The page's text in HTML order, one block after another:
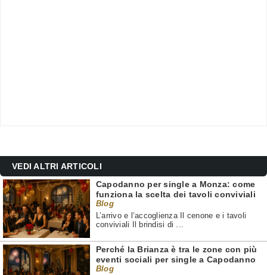
VEDI ALTRI ARTICOLI
Capodanno per single a Monza: come
funziona la scelta dei tavoli conviviali
Blog
L’arrivo e l’accoglienza Il cenone e i tavoli
conviviali Il brindisi di ...
Perché la Brianza è tra le zone con più
eventi sociali per single a Capodanno
Blog